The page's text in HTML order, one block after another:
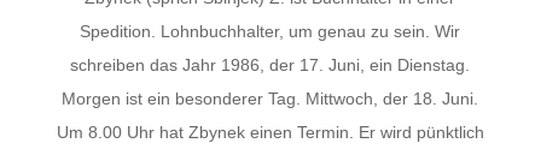
Spedition. Lohnbuchhalter, um genau zu sein. Wir
schreiben das Jahr 1986, der 17. Juni, ein Dienstag.
Morgen ist ein besonderer Tag. Mittwoch, der 18. Juni.
Um 8.00 Uhr hat Zbynek einen Termin. Er wird pünktlich